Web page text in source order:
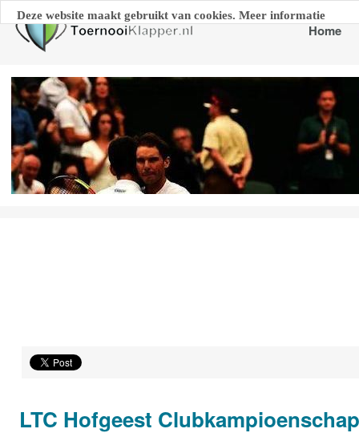
LTC Hofgeest
Home
Deze website maakt gebruikt van cookies. Meer informatie